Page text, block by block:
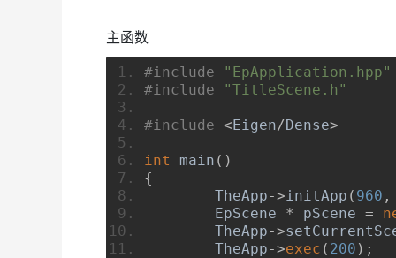
主函数
#include
"EpApplication.hpp"
#include
"TitleScene.h"
#include <Eigen/Dense>
int main ()
{
TheApp->initApp ( 960 ,
EpScene
* pScene =
TheApp->
TheApp->exec ( 200 );